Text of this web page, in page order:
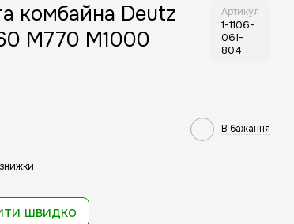
комбайна Deutz
M770 M1000
Артикул
1-1106-
061-
804
В бажання
швидко